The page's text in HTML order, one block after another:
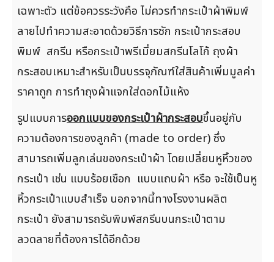
เฉพาะตัว แต่ข้อควรระวังคือ ไม่ควรทำกระเป๋าผ้าพิมพ์
ลายไปทำความสะอาดด้วยวิธีการซัก กระเป๋ากระสอบ
พิมพ์ สกรีน หรือกระเป๋าพรีเมี่ยมสกรีนโลโก้ ถุงผ้า
กระสอบเหมาะสำหรับเป็นบรรจุภัณฑ์ใส่สินค้าเพิ่มมูลค่า
ราคาถูก การทำถุงผ้าแจกใส่ดอกไม้แห้ง
รูปแบบการออกแบบของกระเป๋าผ้ากระสอบขึ้นอยู่กับ
ความต้องการของลูกค้า (made to order) ซึ่ง
สามารถเพิ่มลูกเล่นของกระเป๋าผ้า โดยเปลี่ยนหูหิ้วของ
กระเป๋า เช่น แบบร้อยเชือก แบบแถบผ้า หรือ จะใช้เป็นหู
หิ้วกระเป๋าแบบสำเร็จ นอกจากนี้ทางโรงงานผลิต
กระเป๋า ยังสามารถรับพิมพ์สกรีนบนกระเป๋าตาม
ลวดลายที่ต้องการได้อีกด้วย